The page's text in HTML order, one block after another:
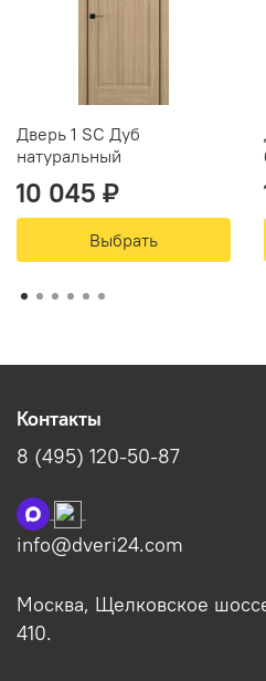
Дверь 1 SC Дуб
натуральный
10 045 ₽
Выбрать
Контакты
8 (495) 120-50-87
info@dveri24.com
Москва, Щелковское
410.